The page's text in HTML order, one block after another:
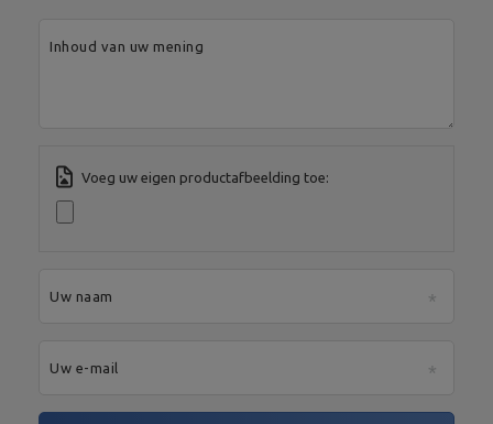
Fabrikant
Spółka Komandytowa Land:
Inhoud van uw mening
Voeg uw eigen productafbeelding toe:
Uw naam
Uw e-mail